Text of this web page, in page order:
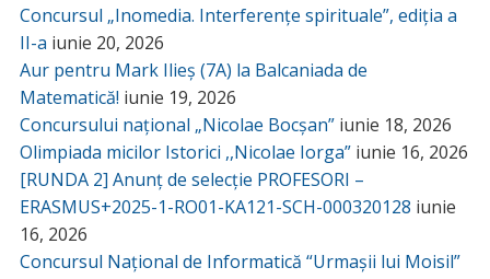
Concursul „Inomedia. Interferențe spirituale”, ediția a
II-a iunie 20, 2026
Aur pentru Mark Ilieș (7A) la Balcaniada de
Matematică! iunie 19, 2026
Concursului național „Nicolae Bocșan” iunie 18, 2026
Olimpiada micilor Istorici ,,Nicolae Iorga” iunie 16, 2026
[RUNDA 2] Anunț de selecție PROFESORI –
ERASMUS+2025-1-RO01-KA121-SCH-000320128 iunie
16, 2026
Concursul Național de Informatică “Urmașii lui Moisil”